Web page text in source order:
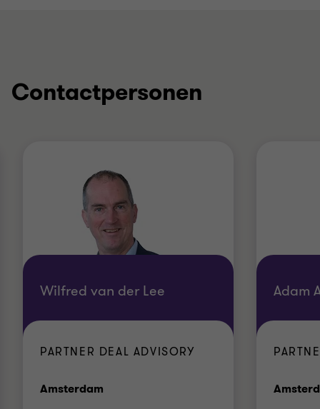
Contactpersonen
Wilfred van der Lee
PARTNER DEAL ADVISORY
Amsterdam
Adam